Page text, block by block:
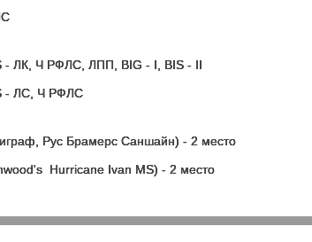
- ЛК, Ч РФЛС, ЛПП, BIG - I, BIS - II
- ЛС, Ч РФЛС
Рус Брамерс Саншайн) - 2 место
Hurricane Ivan MS) - 2 место